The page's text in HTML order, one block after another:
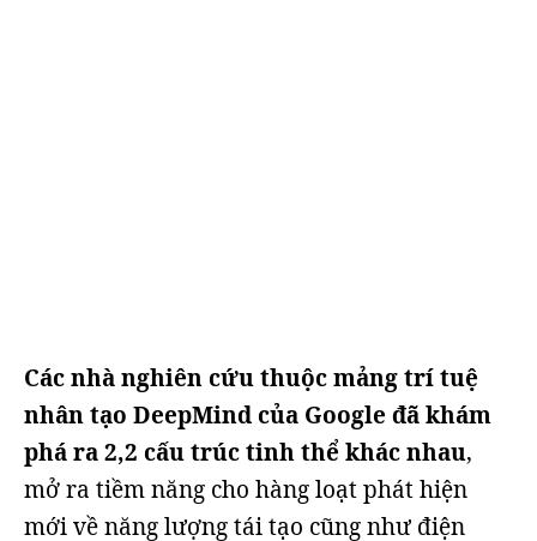
Các nhà nghiên cứu thuộc mảng trí tuệ
nhân tạo DeepMind của Google đã khám
phá ra 2,2 cấu trúc tinh thể khác nhau,
mở ra tiềm năng cho hàng loạt phát hiện
mới về năng lượng tái tạo cũng như điện